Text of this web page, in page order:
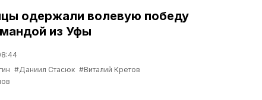
одержали волевую победу
из Уфы
#Даниил Стасюк #Виталий Кретов